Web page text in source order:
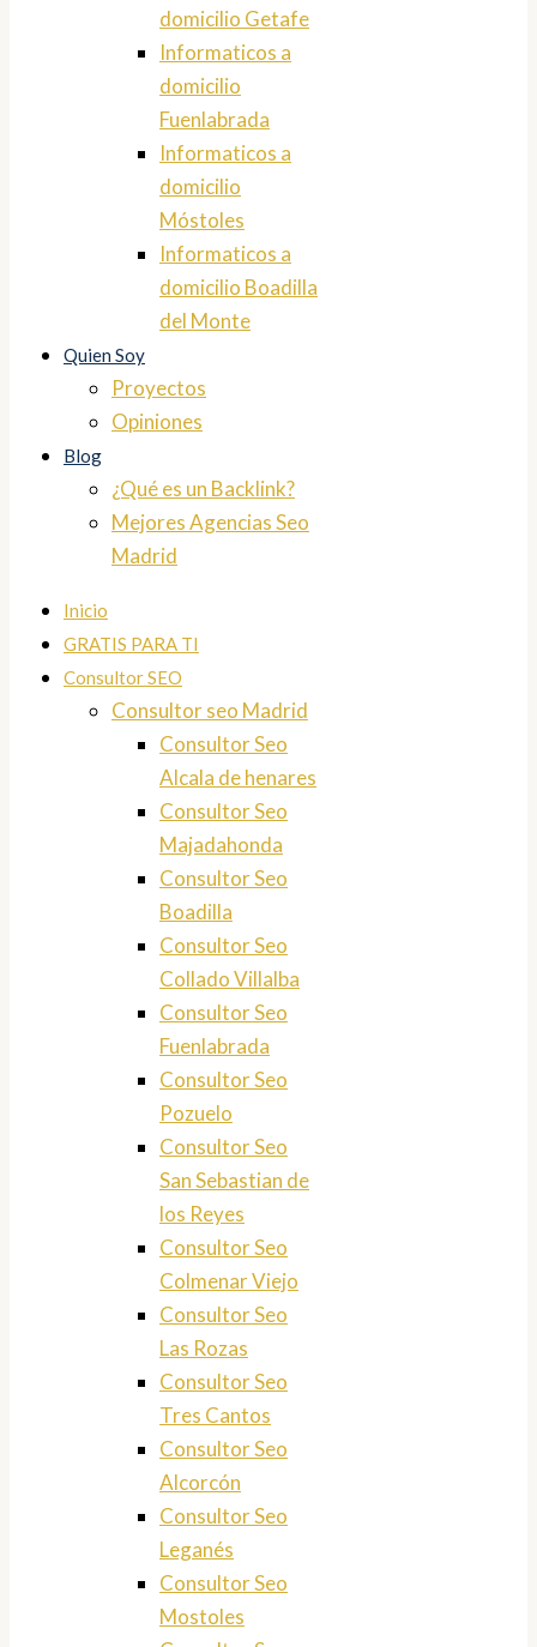
domicilio Getafe
Informaticos a
domicilio
Fuenlabrada
Informaticos a
domicilio
Móstoles
Informaticos a
domicilio Boadilla
del Monte
Quien Soy
Proyectos
Opiniones
Blog
¿Qué es un Backlink?
Mejores Agencias Seo
Madrid
Inicio
GRATIS PARA TI
Consultor SEO
Consultor seo Madrid
Consultor Seo
Alcala de henares
Consultor Seo
Majadahonda
Consultor Seo
Boadilla
Consultor Seo
Collado Villalba
Consultor Seo
Fuenlabrada
Consultor Seo
Pozuelo
Consultor Seo
San Sebastian de
los Reyes
Consultor Seo
Colmenar Viejo
Consultor Seo
Las Rozas
Consultor Seo
Tres Cantos
Consultor Seo
Alcorcón
Consultor Seo
Leganés
Consultor Seo
Mostoles